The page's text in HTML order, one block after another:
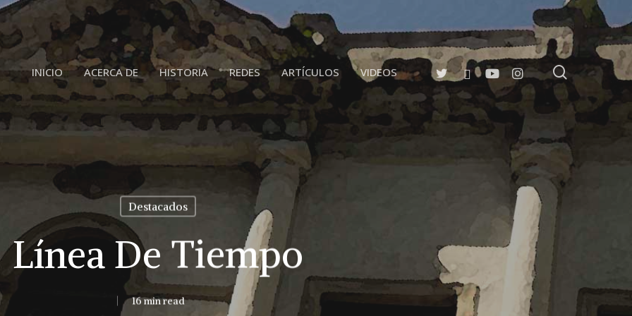
INICIO ACERCA DE HISTORIA REDES ARTÍCULOS VIDEOS TWITTERFACEBOOK
YOUTUBEINSTAGRAM search
Destacados
Línea De Tiempo
16 min read